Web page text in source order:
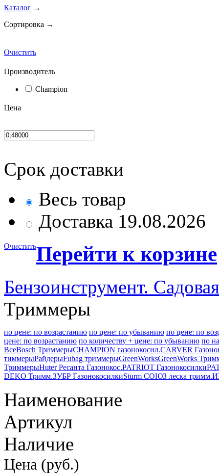
Каталог →
Сортировка →
Очистить
Производитель
Champion
Цена
Срок доставки
Весь товар
Доставка 19.08.2026
ОчиститьПерейти к корзине
Бензоинструмент.
Триммеры
по цене: по возрастанию по цене: по убыванию по цене: по
цене: по возрастанию по количеству + цене: по убыванию по
ВсеBosch ТриммерыCHAMPION газонокосил.CARVER
тиммерыРайдерыFubag триммерыGreenWorksGreenWorks
ТриммерыHuter Ресанта Газонокос.PATRIOT Газонокосилки
DEKO Тримм.ЗУБР ГазонокосилкиSturm СОЮЗ леска тримм.
Наименование
Артикул
Наличие
Цена (руб.)